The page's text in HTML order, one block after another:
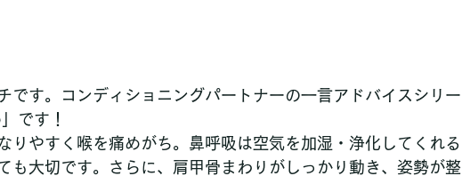
です。コンディショニングパートナーの一言アドバイスシリー
です！
りやすく喉を痛めがち。鼻呼吸は空気を加湿・浄化してくれる
も大切です。さらに、肩甲骨まわりがしっかり動き、姿勢が整